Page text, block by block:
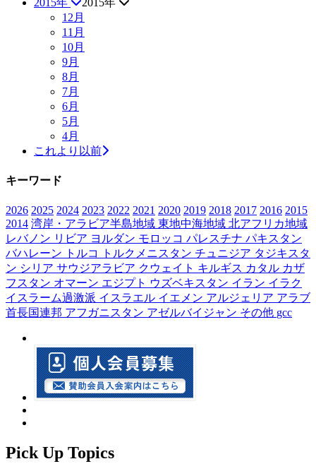
2015年
2015年
12月
11月
10月
9月
8月
7月
6月
5月
4月
これより以前
キーワード
2026 2025 2024 2023 2022 2021 2020 2019 2018 2017 2016 2015
2014 湾岸・アラビア半島地域 東地中海地域 北アフリカ地域
レバノン リビア ヨルダン モロッコ パレスチナ パキスタン
バハレーン
トルコ トルクメニスタン チュニジア タジキスタ
ン シリア サウジアラビア クウェイト キルギス カタル カザ
フスタン オマーン エジプト ウズベキスタン イラン イラク
イスラーム過激派 イスラエル イエメン アルジェリア アラブ
首長国連邦 アフガニスタン アゼルバイジャン その他 gcc
Pick Up Topics